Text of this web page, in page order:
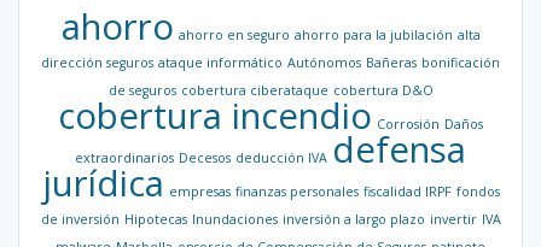
ahorro ahorro en seguro ahorro para la jubilación alta
dirección seguros ataque informático Autónomos Bañeras bonificación
de seguros cobertura ciberataque cobertura D&O
cobertura incendio Corrosión Daños
extraordinarios Decesos deducción IVA defensa
jurídica empresas finanzas personales fiscalidad IRPF fondos
de inversión Hipotecas Inundaciones inversión a largo plazo invertir IVA